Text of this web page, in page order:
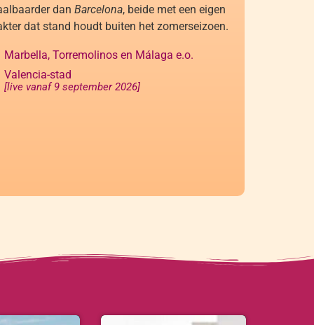
danBarcelona, beide met een eigen
dat stand houdt buiten het zomerseizoen.
Marbella, Torremolinos en Málaga e.o.
Valencia-stad
[live vanaf 9 september 2026]